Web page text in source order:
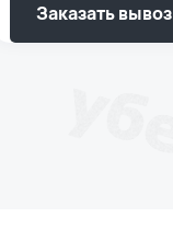
Заказать вывоз